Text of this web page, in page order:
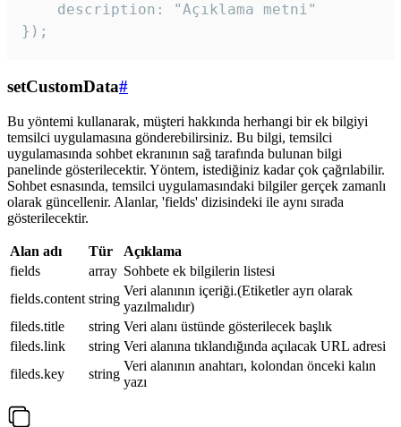
    description: "Açıklama metni"
});
setCustomData#
Bu yöntemi kullanarak, müşteri hakkında herhangi bir ek bilgiyi
temsilci uygulamasına gönderebilirsiniz. Bu bilgi, temsilci
uygulamasında sohbet ekranının sağ tarafında bulunan bilgi
panelinde gösterilecektir. Yöntem, istediğiniz kadar çok çağrılabilir.
Sohbet esnasında, temsilci uygulamasındaki bilgiler gerçek zamanlı
olarak güncellenir. Alanlar, 'fields' dizisindeki ile aynı sırada
gösterilecektir.
Alan adı Tür
Açıklama
fields
array Sohbete ek bilgilerin listesi
fields.content string
Veri alanının içeriği.(Etiketler ayrı olarak
yazılmalıdır)
fileds.title
string Veri alanı üstünde gösterilecek başlık
fileds.link
string Veri alanına tıklandığında açılacak URL adresi
fileds.key
string
Veri alanının anahtarı, kolondan önceki kalın
yazı